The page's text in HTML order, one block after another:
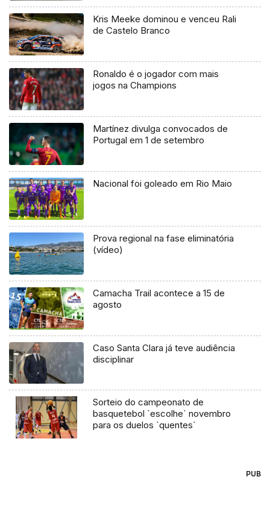
Kris Meeke dominou e venceu Rali
de Castelo Branco
Ronaldo é o jogador com mais
jogos na Champions
Martínez divulga convocados de
Portugal em 1 de setembro
Nacional foi goleado em Rio Maio
Prova regional na fase eliminatória
(vídeo)
Camacha Trail acontece a 15 de
agosto
Caso Santa Clara já teve audiência
disciplinar
Sorteio do campeonato de
basquetebol `escolhe` novembro
para os duelos `quentes`
PUB